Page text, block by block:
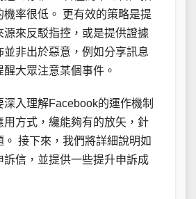
機率很低。 更有效的策略是提
源來反駁指控，或是提供證據
並非出於惡意，例如分享訊息
大眾注意某個事件。
深入理解Facebook的運作機制
用方式，纔能夠有的放矢，針
接下來，我們將詳細說明如
訴信，並提供一些提升申訴成